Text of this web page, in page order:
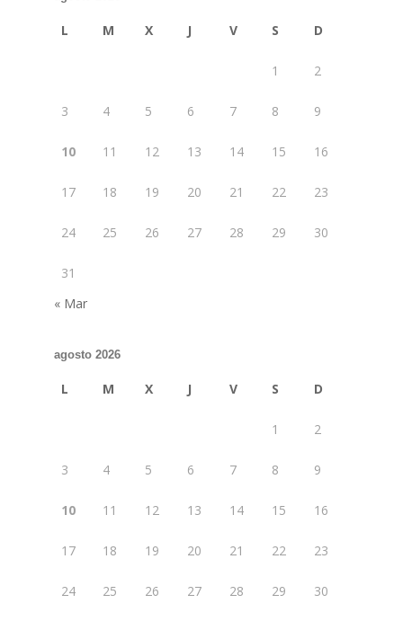
L M X J V S D
1 2
3 4 5 6 7 8 9
10 11 12 13 14 15 16
17 18 19 20 21 22 23
24 25 26 27 28 29 30
31
« Mar
agosto 2026
L M X J V S D
1 2
3 4 5 6 7 8 9
10 11 12 13 14 15 16
17 18 19 20 21 22 23
24 25 26 27 28 29 30